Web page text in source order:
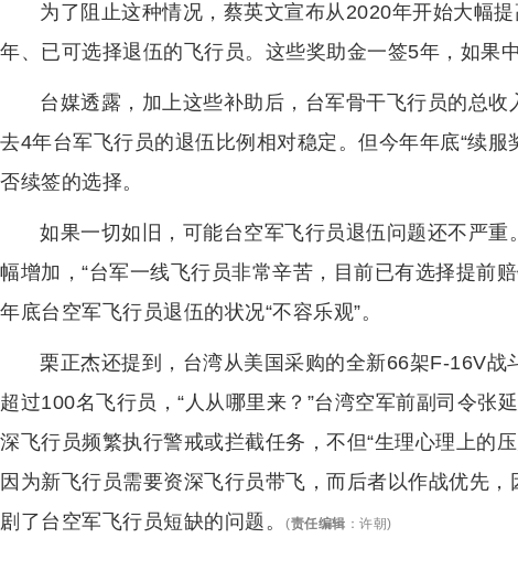
为了阻止这种情况，蔡英文宣布从2020年开始大幅
年、已可选择退伍的飞行员。这些奖助金一签5年，如果
台媒透露，加上这些补助后，台军骨干飞行员的总
去4年台军飞行员的退伍比例相对稳定。但今年年底“续
否续签的选择。
如果一切如旧，可能台空军飞行员退伍问题还不严
幅增加，“台军一线飞行员非常辛苦，目前已有选择提前
年底台空军飞行员退伍的状况“不容乐观”。
栗正杰还提到，台湾从美国采购的全新66架F-16V
超过100名飞行员，“人从哪里来？”台湾空军前副司令张
深飞行员频繁执行警戒或拦截任务，不但“生理心理上的
因为新飞行员需要资深飞行员带飞，而后者以作战优先
剧了台空军飞行员短缺的问题。
(责任编辑 ： 许朝)